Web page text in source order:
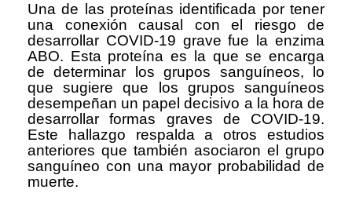
Una de las proteínas identificada por tener
una conexión causal con el riesgo de
desarrollar COVID-19 grave fue la enzima
ABO. Esta proteína es la que se encarga
de determinar los grupos sanguíneos, lo
que sugiere que los grupos sanguíneos
desempeñan un papel decisivo a la hora de
desarrollar formas graves de COVID-19.
Este hallazgo respalda a otros estudios
anteriores que también asociaron el grupo
sanguíneo con una mayor probabilidad de
muerte.